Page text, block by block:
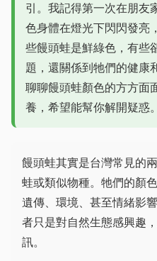
引。我記得第一次在朋友
色身體在燈光下閃閃發亮
些饅頭蛙是鮮綠色，有些
題，還關係到牠們的健康
聊聊饅頭蛙顏色的方方面
養，希望能幫你解開疑惑。
饅頭蛙其實是台灣常見的
蛙或類似物種。牠們的顏
遺傳、環境、甚至情緒影
者只是對自然生態感興趣
訊。